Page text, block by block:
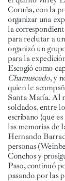
Coruña, con la
organizar una
la
para reclutar a
organizó un
para la
Escogió como
Chamuscado, y
quien le
Santa María. Al
soldados, entre
escribano (que
las memorias de
Hernando
personas
Conchos y
Paso, continuó
pasando por las